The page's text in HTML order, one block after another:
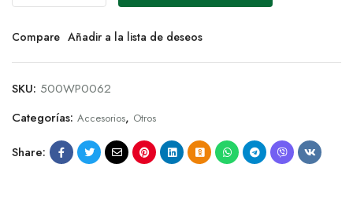
Compare Añadir a la lista de deseos
SKU: 500WP0062
Categorías: Accesorios, Otros
Share: